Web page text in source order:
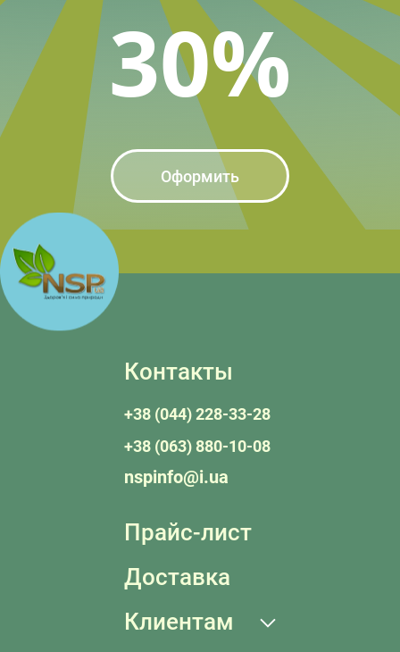
30%
Оформить
Контакты
+38 (044) 228-33-28
+38 (063) 880-10-08
nspinfo@i.ua
Прайс-лист
Доставка
Клиентам